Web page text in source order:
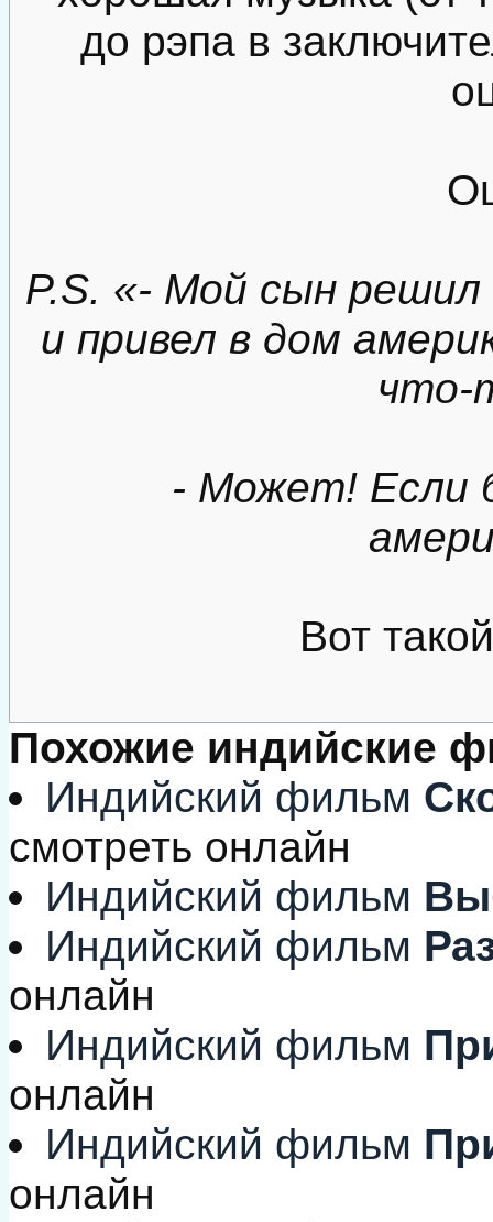
до рэпа в
P.S. «- Мой сын
и привел в дом
что-
- Может! Если
Вот
Похожие индийские
Индийский фильм
смотреть онлайн
Индийский фильм
Индийский фильм
онлайн
Индийский фильм
онлайн
Индийский фильм
онлайн